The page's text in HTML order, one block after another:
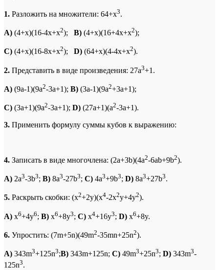
1. Разложить на множители: 64+x3.
A) (4+x)(16-4x+x2); B) (4+x)(16+4x+x2);
C) (4+x)(16-8x+x2); D) (64+x)(4-4x+x2).
2. Представить в виде произведения: 27a3+1.
A) (9a-1)(9a2-3a+1); B) (3a-1)(9a2+3a+1);
C) (3a+1)(9a2-3a+1); D) (27a+1)(a2-3a+1).
3. Применить формулу суммы кубов к выражению:
4. Записать в виде многочлена: (2a+3b)(4a2-6ab+9b2).
A) 2a3-3b3; B) 8a3-27b3; C) 4a3+9b3; D) 8a3+27b3.
5. Раскрыть скобки: (x2+2y)(x4-2x2y+4y2).
A) x6+4y6; B) x6+8y3; C) x4+16y3; D) x6+8y.
6. Упростить: (7m+5n)(49m2-35mn+25n2).
A) 343m3+125n3;B) 343m+125n; C) 49m3+25n3; D) 343m3-
125n3.